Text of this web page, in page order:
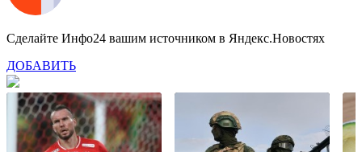
Сделайте Инфо24 вашим источником в Яндекс.Новостях
ДОБАВИТЬ